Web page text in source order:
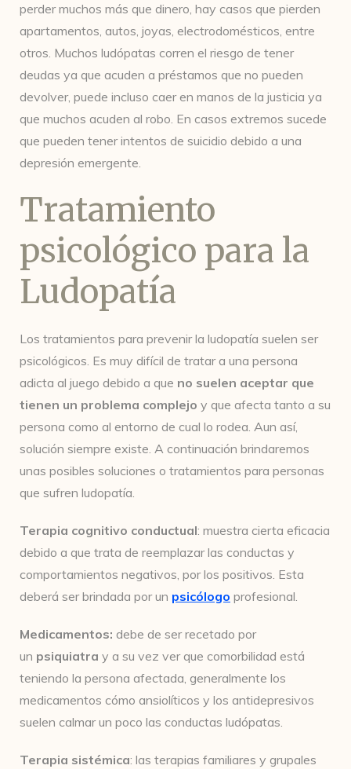
perder muchos más que dinero, hay casos que pierden
apartamentos, autos, joyas, electrodomésticos, entre
otros. Muchos ludópatas corren el riesgo de tener
deudas ya que acuden a préstamos que no pueden
devolver, puede incluso caer en manos de la justicia ya
que muchos acuden al robo. En casos extremos sucede
que pueden tener intentos de suicidio debido a una
depresión emergente.
Tratamiento
psicológico para la
Ludopatía
Los tratamientos para prevenir la ludopatía suelen ser
psicológicos. Es muy difícil de tratar a una persona
adicta al juego debido a que no suelen aceptar que
tienen un problema complejo y que afecta tanto a su
persona como al entorno de cual lo rodea. Aun así,
solución siempre existe. A continuación brindaremos
unas posibles soluciones o tratamientos para personas
que sufren ludopatía.
Terapia cognitivo conductual: muestra cierta eficacia
debido a que trata de reemplazar las conductas y
comportamientos negativos, por los positivos. Esta
deberá ser brindada por un psicólogo profesional.
Medicamentos: debe de ser recetado por
un psiquiatra y a su vez ver que comorbilidad está
teniendo la persona afectada, generalmente los
medicamentos cómo ansiolíticos y los antidepresivos
suelen calmar un poco las conductas ludópatas.
Terapia sistémica: las terapias familiares y grupales